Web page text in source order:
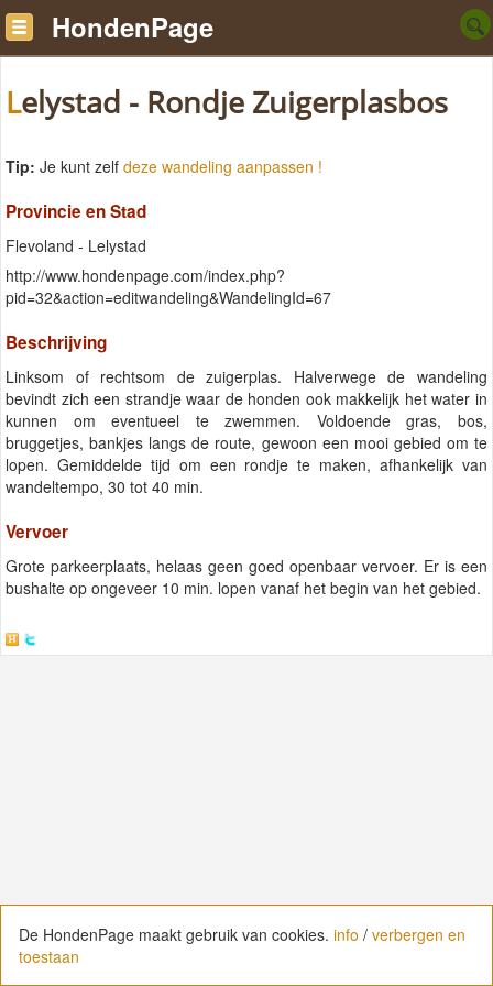
HondenPage
Lelystad - Rondje Zuigerplasbos
Tip: Je kunt zelf deze wandeling aanpassen !
Provincie en Stad
Flevoland - Lelystad
http://www.hondenpage.com/index.php?
pid=32&action=editwandeling&WandelingId=67
Beschrijving
Linksom of rechtsom de zuigerplas. Halverwege de wandeling
bevindt zich een strandje waar de honden ook makkelijk het water in
kunnen om eventueel te zwemmen. Voldoende gras, bos,
bruggetjes, bankjes langs de route, gewoon een mooi gebied om te
lopen. Gemiddelde tijd om een rondje te maken, afhankelijk van
wandeltempo, 30 tot 40 min.
Vervoer
Grote parkeerplaats, helaas geen goed openbaar vervoer. Er is een
bushalte op ongeveer 10 min. lopen vanaf het begin van het gebied.
De HondenPage maakt gebruik van cookies. info / verbergen en
toestaan
De HondenPage maakt gebruik van cookies. info / verbergen en
toestaan